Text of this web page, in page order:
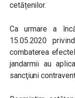
cetățenilor.
Ca urmare a
15.05.2020
combaterea
jandarmii au
sancţiuni